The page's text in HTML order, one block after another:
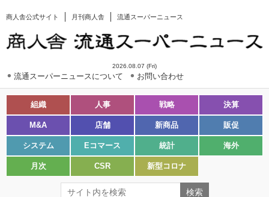
商人舎公式サイト 月刊商人舎 流通スーパーニュース
2026.08.07 (Fri)
流通スーパーニュースについて お問い合わせ
組織 人事 戦略 決算
M&A 店舗 新商品 販促
システム Eコマース 統計 海外
月次 CSR 新型コロナ